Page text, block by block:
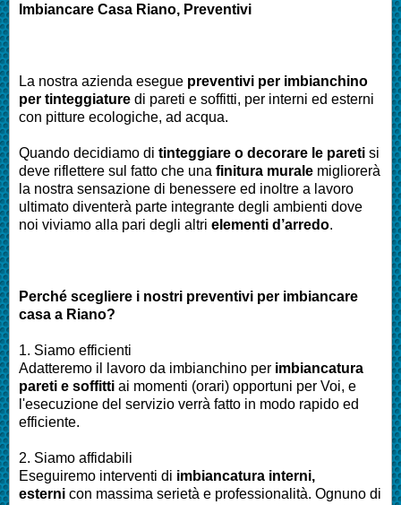
Imbiancare Casa Riano, Preventivi
La nostra azienda esegue preventivi per imbianchino
per tinteggiature di pareti e soffitti, per interni ed esterni
con pitture ecologiche, ad acqua.
Quando decidiamo di tinteggiare o decorare le pareti si
deve riflettere sul fatto che una finitura murale migliorerà
la nostra sensazione di benessere ed inoltre a lavoro
ultimato diventerà parte integrante degli ambienti dove
noi viviamo alla pari degli altri elementi d’arredo.
Perché scegliere i nostri preventivi per imbiancare
casa a Riano?
1. Siamo efficienti
Adatteremo il lavoro da imbianchino per imbiancatura
pareti e soffitti ai momenti (orari) opportuni per Voi, e
l'esecuzione del servizio verrà fatto in modo rapido ed
efficiente.
2. Siamo affidabili
Eseguiremo interventi di imbiancatura interni,
esterni con massima serietà e professionalità. Ognuno di